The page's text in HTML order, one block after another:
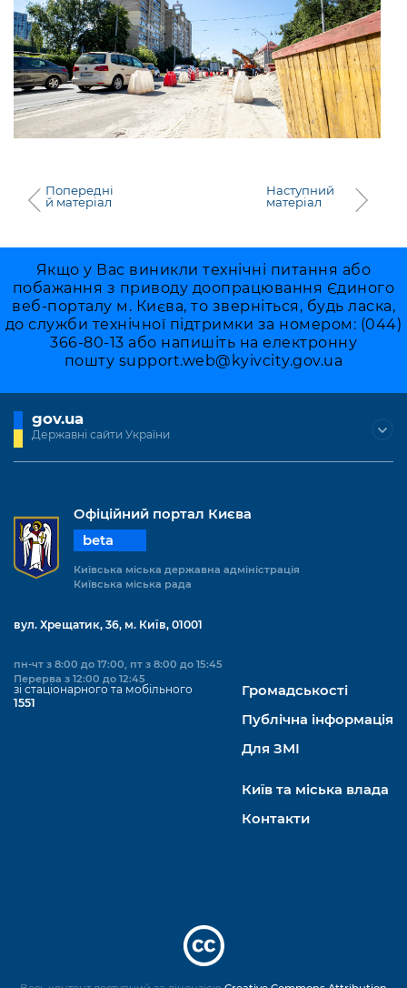
Попередні
й матеріал
Наступний
матеріал
Якщо у Вас виникли технічні питання або
побажання з приводу доопрацювання Єдиного
веб-порталу м. Києва, то зверніться, будь ласка,
до служби технічної підтримки за номером: (044)
366-80-13 або напишіть на електронну
пошту support.web@kyivcity.gov.ua
gov.ua
Державні сайти України
Офіційний портал Києва
beta
Київська міська державна адміністрація
Київська міська рада
вул. Хрещатик, 36, м. Київ, 01001
пн-чт з 8:00 до 17:00, пт з 8:00 до 15:45
Перерва з 12:00 до 12:45
зі стаціонарного та мобільного
1551
Громадськості
Публічна інформація
Для ЗМІ
Київ та міська влада
Контакти